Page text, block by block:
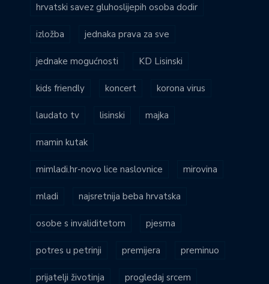
hrvatski savez gluhoslijepih osoba dodir
izložba jednaka prava za sve
jednake mogućnosti KD Lisinski
kids friendly koncert korona virus
laudato tv lisinski majka
mamin kutak
mimladi.hr-novo lice naslovnice mirovina
mladi najsretnija beba hrvatska
osobe s invaliditetom pjesma
potres u petrinji premijera preminuo
prijatelji životinja progledaj srcem